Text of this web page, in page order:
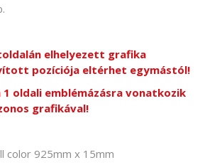
elhelyezett grafika
pozíciója eltérhet egymástól!
1 oldali emblémázásra vonatkozik
grafikával!
color 925mm x 15mm